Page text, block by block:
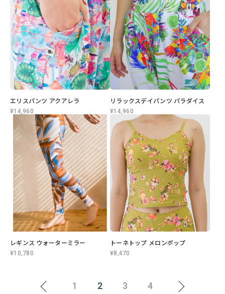
エリスパンツ アクアレラ
¥14,960
リラックスデイパンツ パラダイス
¥14,960
レギンス ウォーターミラー
¥10,780
トーネトップ メロンポップ
¥8,470
1 2 3 4